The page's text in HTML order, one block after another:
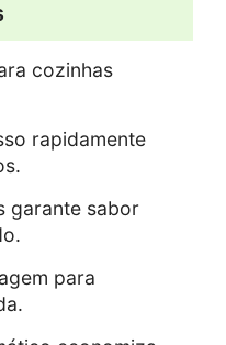
cozinhas
rapidamente
garante sabor
para